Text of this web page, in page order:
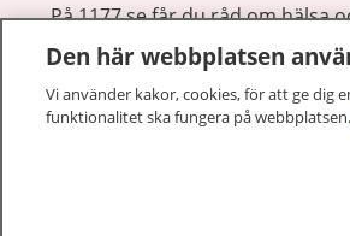
På 1177.se får du råd om hälsa
vilka mottagningar du kan
och göra dina vårdärenden.
sjukvårdsrådgivning dygnet runt.
1177 ger dig råd när du vill må
Den här webbplatsen
Vi använder kakor, cookies, för att ge dig
funktionalitet ska fungera på webbplatsen.